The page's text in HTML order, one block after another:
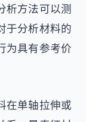
析方法可以测
于分析材料的
为具有参考价
在单轴拉伸或